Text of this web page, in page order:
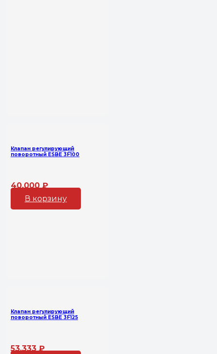
Клапан регулирующий
поворотный ESBE 3F100
40,000₽
В корзину
Клапан регулирующий
поворотный ESBE 3F125
53,333₽